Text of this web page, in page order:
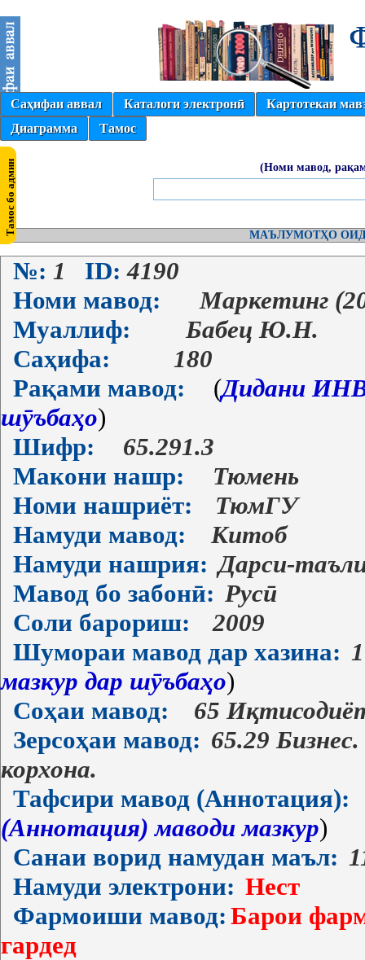
Саҳифаи аввал Каталоги электронӣ
Картотекаи
Диаграмма
Тамос
(Номи мавод,
МАЪЛУМОТҲО
№: 1 ID: 4190
Номи мавод:
Маркетинг
Муаллиф:
Бабец Ю.Н.
Саҳифа:
180
Рақами мавод:
(Дидани
шӯъбаҳо)
Шифр:
65.291.3
Макони нашр:
Тюмень
Номи нашриёт:
ТюмГУ
Намуди мавод:
Китоб
Намуди нашрия: Дарси-
Мавод бо забонӣ: Русӣ
Соли барориш:
2009
Шумораи мавод дар хазина:
мазкур дар шӯъбаҳо)
Соҳаи мавод:
65
Зерсоҳаи мавод: 65.29
корхона.
Тафсири мавод (Аннотация):
(Аннотация) маводи мазкур)
Санаи ворид намудан маъл:
Намуди электрони: Нест
Фармоиши мавод: Барои
гардед